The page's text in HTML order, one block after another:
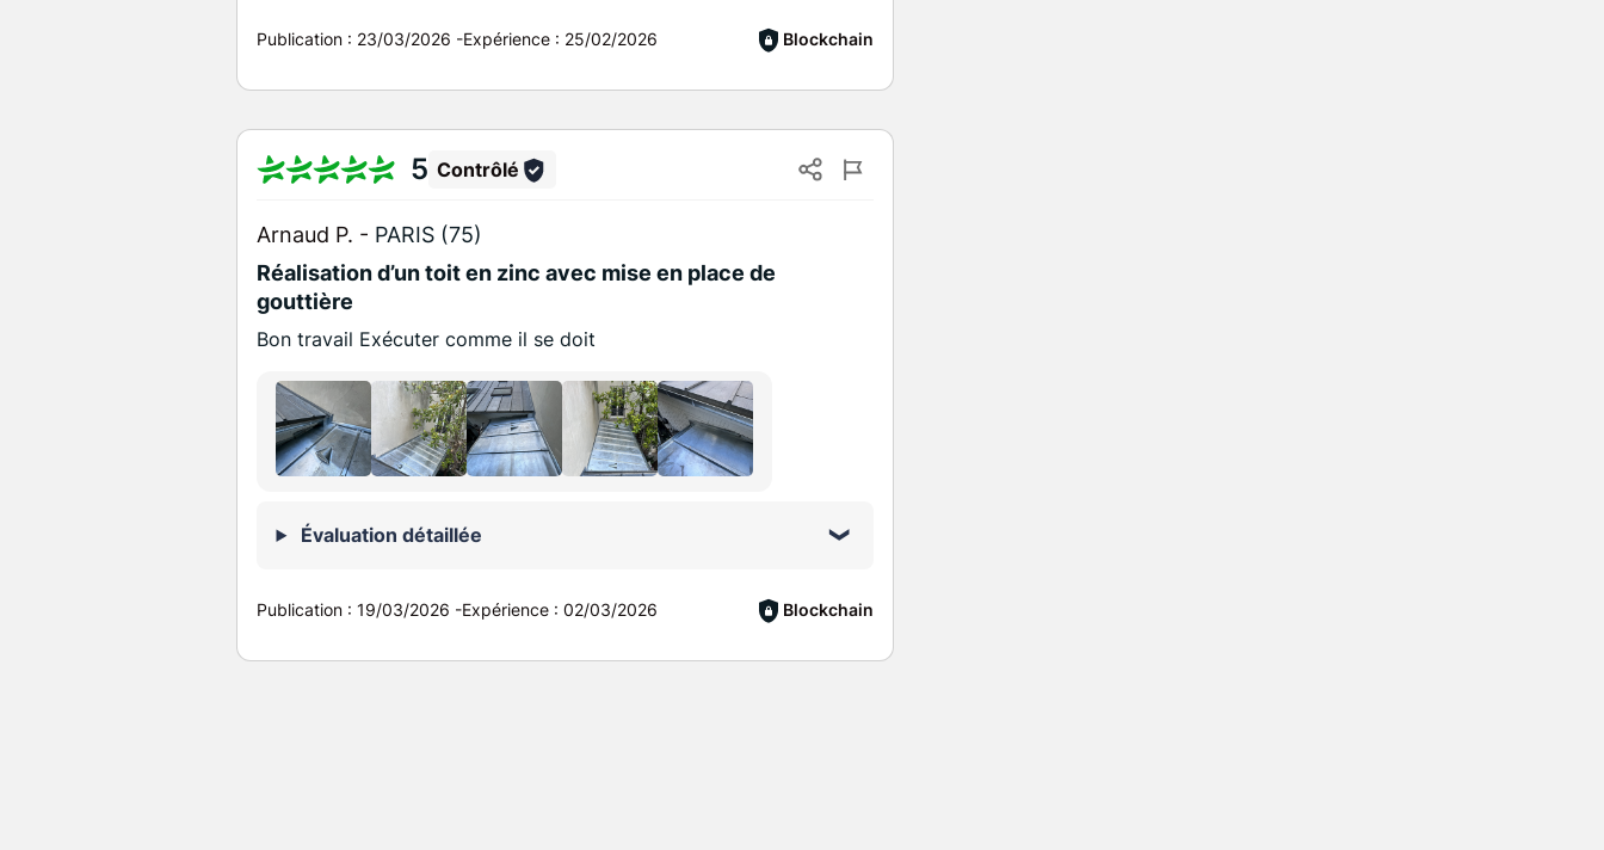
Publication : 23/03/2026 -Expérience : 25/02/2026 Blockchain
5 Contrôlé
Arnaud P. - PARIS (75)
Réalisation d’un toit en zinc avec mise en place de
gouttière
Bon travail Exécuter comme il se doit
Évaluation détaillée
Publication :19/03/2026 -Expérience :02/03/2026 Blockchain